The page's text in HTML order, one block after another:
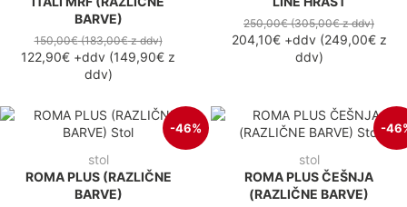
BARVE)
150,00€(183,00€z ddv)
122,90€ +ddv (149,90€ z
ddv)
250,00€(305,00€z ddv)
204,10€+ddv(249,00€z
ddv)
-46%
stol
ROMA PLUS (RAZLIČNE
BARVE)
-
stol
ROMA PLUS ČEŠNJA
(RAZLIČNE BARVE)